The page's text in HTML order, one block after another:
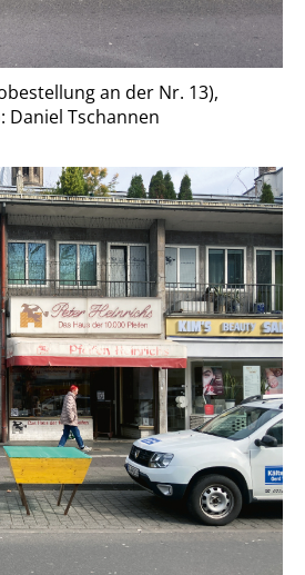
an der Nr. 13),
Daniel Tschannen